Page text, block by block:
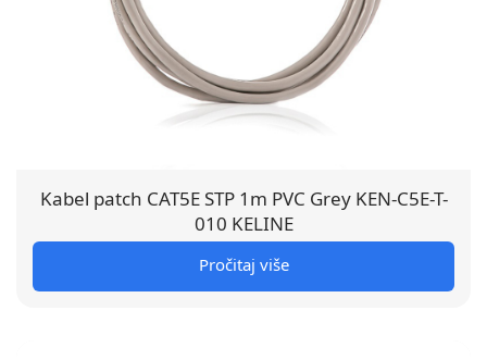
Kabel patch CAT5E STP 1m PVC Grey KEN-C5E-T-
010 KELINE
Pročitaj više